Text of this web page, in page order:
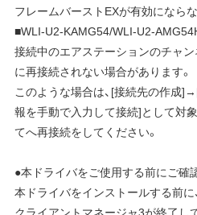
フレームバーストEXが有効になら
■WLI-U2-KAMG54/WLI-U2-
接続中のエアステーションのチャ
に再接続されない場合があります。
このような場合は、[接続先の作成
報を手動で入力して接続]として対
てへ再接続をしてください。
●本ドライバをご使用する前にご確認
本ドライバをインストールする前